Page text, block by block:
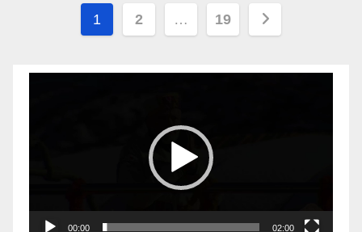
Posts
1 2 … 19
00:00 02:00